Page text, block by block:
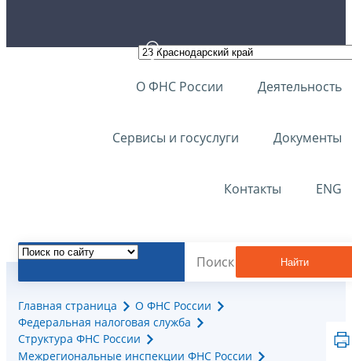
О ФНС России Деятельность
Сервисы и госуслуги Документы
Контакты ENG
Найти
Главная страница
О ФНС России
Федеральная налоговая служба
Структура ФНС России
Межрегиональные инспекции ФНС России